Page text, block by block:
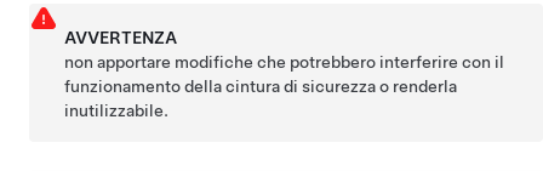
AVVERTENZA
non apportare modifiche che potrebbero interferire con il
funzionamento della cintura di sicurezza o renderla
inutilizzabile.